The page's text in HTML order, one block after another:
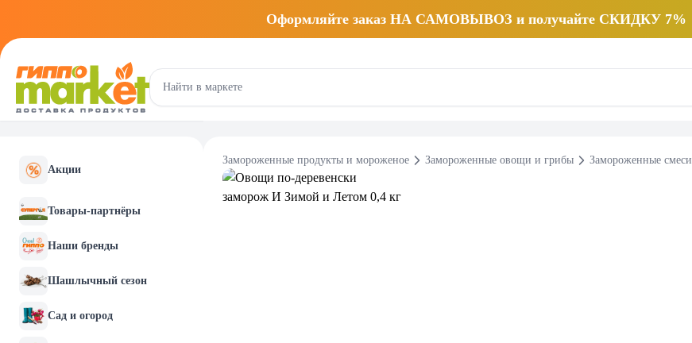
Оформляйте заказ НА САМОВЫВОЗ и получайте СКИДКУ 7%
Акции
Товары-партнёры
Наши бренды
Шашлычный сезон
Сад и огород
Замороженные продукты и мороженое Замороженные овощи и грибы Замороженные смеси